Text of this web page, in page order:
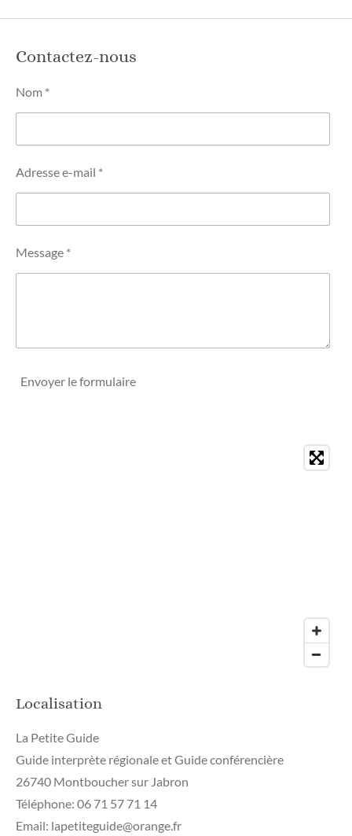
Contactez-nous
Nom *
Adresse e-mail *
Message *
Envoyer le formulaire
Localisation
La Petite Guide
Guide interprète régionale et Guide conférencière
26740 Montboucher sur Jabron
Téléphone: 06 71 57 71 14
Email: lapetiteguide@orange.fr